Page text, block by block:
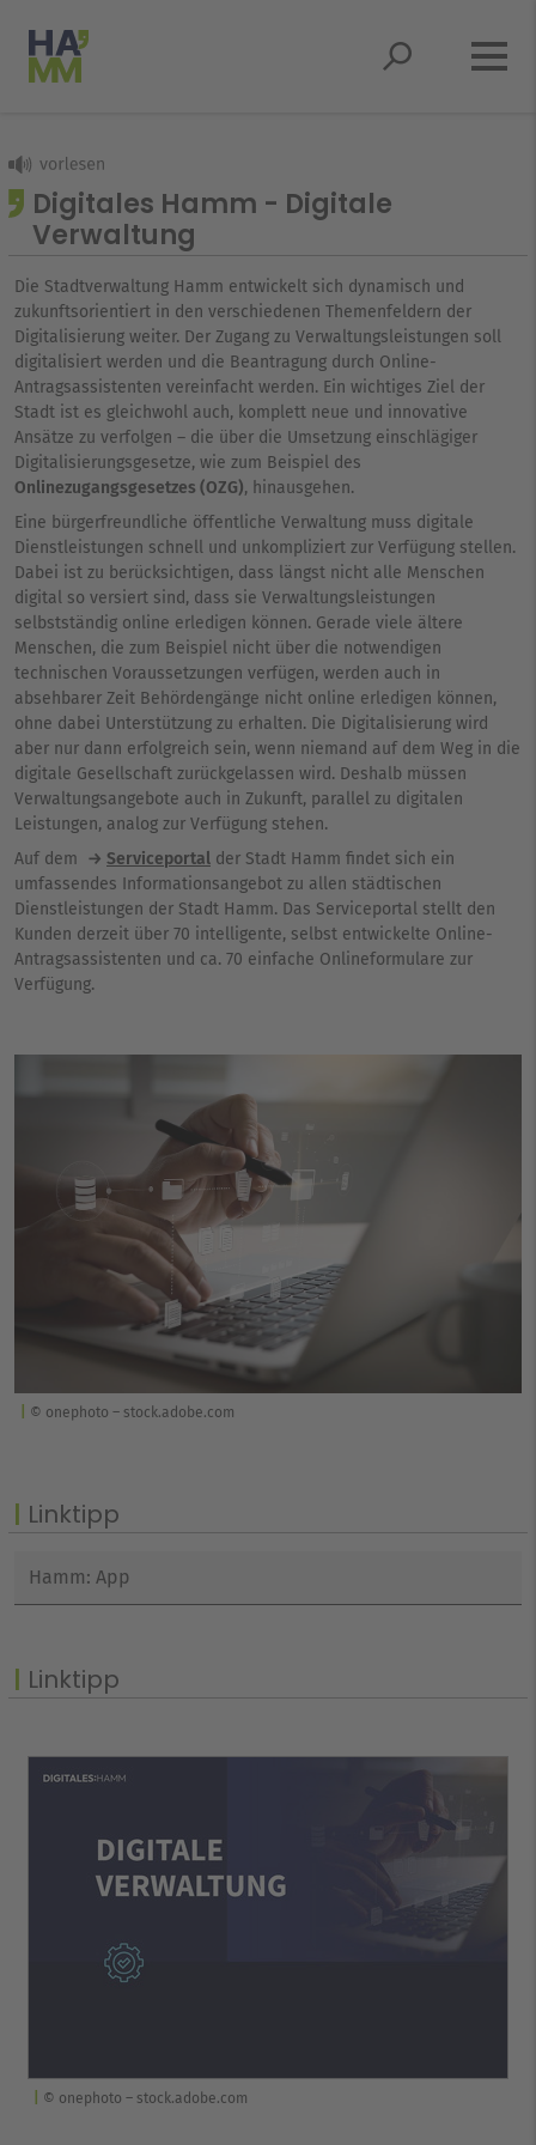
Springe zum Hauptmenü
Springe zum Inhaltsbereich
Springe zum Seitenfuß
Springe zur Suche
Digitales Hamm - Digitale
Verwaltung
Die Stadtverwaltung Hamm entwickelt sich dynamisch und
zukunftsorientiert in den verschiedenen Themenfeldern der
Digitalisierung weiter. Der Zugang zu Verwaltungsleistungen soll
digitalisiert werden und die Beantragung durch Online-
Antragsassistenten vereinfacht werden. Ein wichtiges Ziel der
Stadt ist es gleichwohl auch, komplett neue und innovative
Ansätze zu verfolgen – die über die Umsetzung einschlägiger
Digitalisierungsgesetze, wie zum Beispiel des
Onlinezugangsgesetzes (OZG), hinausgehen.
Eine bürgerfreundliche öffentliche Verwaltung muss digitale
Dienstleistungen schnell und unkompliziert zur Verfügung stellen.
Dabei ist zu berücksichtigen, dass längst nicht alle Menschen
digital so versiert sind, dass sie Verwaltungsleistungen
selbstständig online erledigen können. Gerade viele ältere
Menschen, die zum Beispiel nicht über die notwendigen
technischen Voraussetzungen verfügen, werden auch in
absehbarer Zeit Behördengänge nicht online erledigen können,
ohne dabei Unterstützung zu erhalten. Die Digitalisierung wird
aber nur dann erfolgreich sein, wenn niemand auf dem Weg in die
digitale Gesellschaft zurückgelassen wird. Deshalb müssen
Verwaltungsangebote auch in Zukunft, parallel zu digitalen
Leistungen, analog zur Verfügung stehen.
Auf dem
Serviceportal der Stadt Hamm findet sich ein
umfassendes Informationsangebot zu allen städtischen
Dienstleistungen der Stadt Hamm. Das Serviceportal stellt den
Kunden derzeit über 70 intelligente, selbst entwickelte Online-
Antragsassistenten und ca. 70 einfache Onlineformulare zur
Verfügung.
© onephoto – stock.adobe.com
Linktipp
Hamm: App
Linktipp
© onephoto – stock.adobe.com